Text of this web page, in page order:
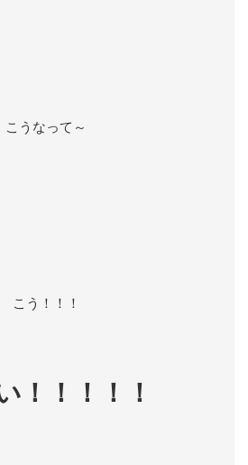
こうなって～
こう！！！
！！！！！